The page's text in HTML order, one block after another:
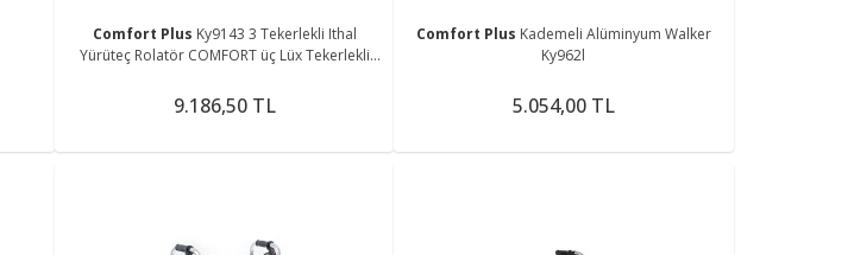
Comfort Plus Ky9143 3 Tekerlekli Ithal
Yürüteç Rolatör COMFORT üç Lüx Tekerlekli
9.186,50 TL
Comfort Plus Kademeli Alüminyum Walker
Ky962l
5.054,00 TL